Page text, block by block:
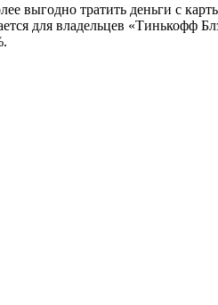
выгодно тратить деньги с
для владельцев «Тинькофф